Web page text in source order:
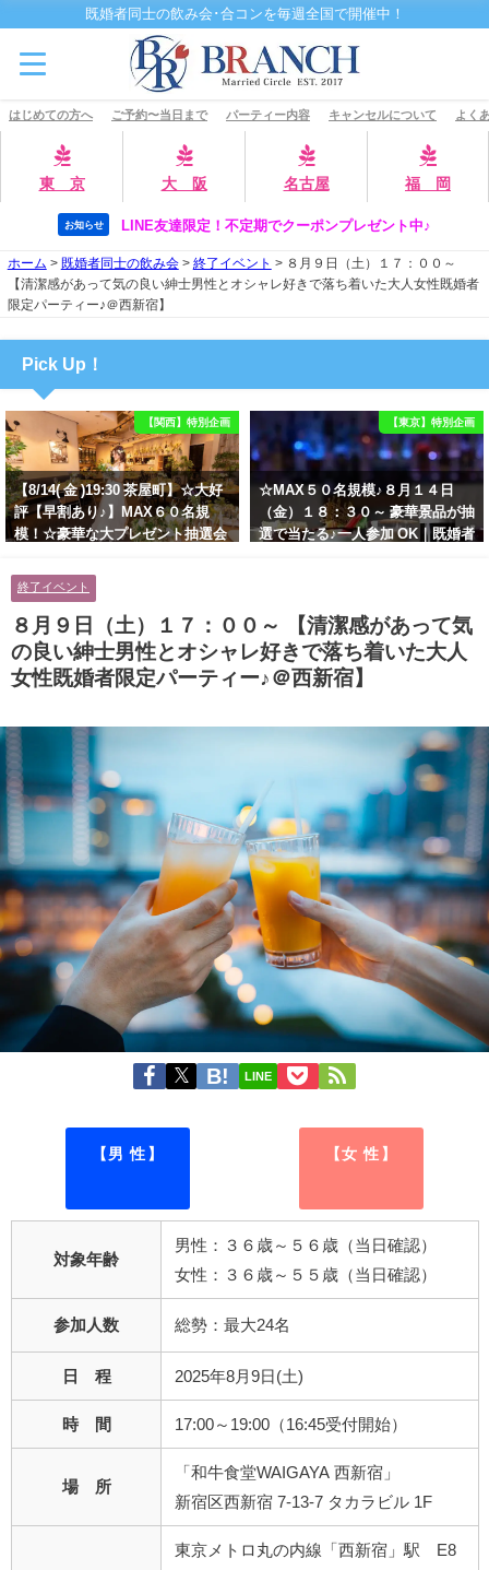
既婚者同士の飲み会･合コンを毎週全国で開催中！
はじめての方へ ご予約〜当日まで パーティー内容 キャンセルについて よく
東 京 大 阪 名古屋 福 岡
お知らせ LINE友達限定！不定期でクーポンプレゼント中♪
ホーム > 既婚者同士の飲み会> 終了イベント > ８月９日（土）１７：００～
【清潔感があって気の良い紳士男性とオシャレ好きで落ち着いた大人女性既婚者
限定パーティー♪＠西新宿】
Pick Up！
【関西】特別企画
【8/14( 金 )19:30 茶屋町】☆大好
評【早割あり♪】MAX６０名規
模！☆豪華な大プレゼント抽選会
男性とオシャレ好きで落ち着いた
大人女性の既婚者限定ビッグパー
ティー♪＠茶屋町】
【東京】特別企画
☆MAX５０名規模♪８月１４日
（金）１８：３０～ 豪華景品が抽
選で当たる♪一人参加 OK｜既婚者
女性の既婚者限定ビッグパーティ
ー♪＠池袋】
終了イベント
８月９日（土）１７：００～ 【清潔感があって気
の良い紳士男性とオシャレ好きで落ち着いた大人
女性既婚者限定パーティー♪＠西新宿】
LINE
【男 性】 【女 性】
対象年齢
男性：３６歳～５６歳（当日確認）
女性：３６歳～５５歳（当日確認）
参加人数 総勢：最大24名
日 程 2025年8月9日(土)
時 間 17:00～19:00（16:45受付開始）
場 所
「和牛食堂WAIGAYA 西新宿」
新宿区西新宿 7-13-7 タカラビル 1F
東京メトロ丸の内線「西新宿」駅 E8